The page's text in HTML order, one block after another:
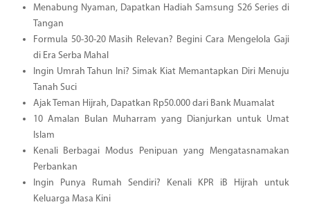
Menabung Nyaman, Dapatkan Hadiah Samsung S26 Series di
Tangan
Formula 50-30-20 Masih Relevan? Begini Cara Mengelola Gaji
di Era Serba Mahal
Ingin Umrah Tahun Ini? Simak Kiat Memantapkan Diri Menuju
Tanah Suci
Ajak Teman Hijrah, Dapatkan Rp50.000 dari Bank Muamalat
10 Amalan Bulan Muharram yang Dianjurkan untuk Umat
Islam
Kenali Berbagai Modus Penipuan yang Mengatasnamakan
Perbankan
Ingin Punya Rumah Sendiri? Kenali KPR iB Hijrah untuk
Keluarga Masa Kini